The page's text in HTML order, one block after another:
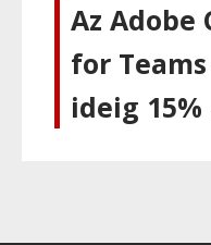
Az Adobe
for
ideig